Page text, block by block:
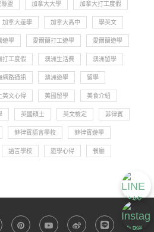
聯盟 加拿大大學 加拿大打工度假
加拿大遊學 加拿大高中 學英文
遊學 愛爾蘭打工遊學 愛爾蘭遊學
打工度假 澳洲生活費 澳洲留學
網路通訊 澳洲遊學 留學
英文心得 美國留學 美食介紹
英國碩士 英文檢定 菲律賓
菲律賓語言學校 菲律賓遊學
語言學校 遊學心得 餐廳